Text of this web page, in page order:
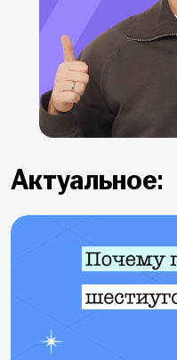
Актуальное: